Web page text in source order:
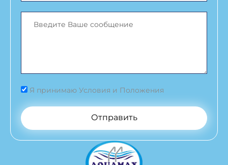
Я принимаю Условия и Положения
Отправить